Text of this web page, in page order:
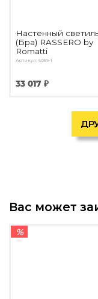
Настенный
(Бра) RASSERO by
Romatti
Артикул: 6059-1
33 017 ₽
Вас может
%